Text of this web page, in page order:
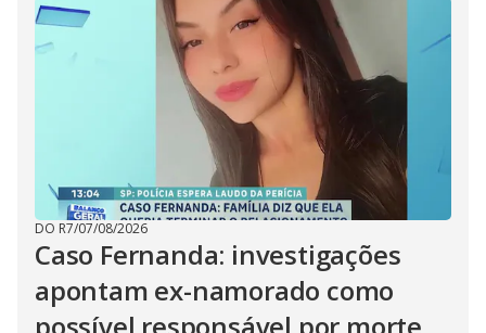
DO R7/07/08/2026
Caso Fernanda: investigações
apontam ex-namorado como